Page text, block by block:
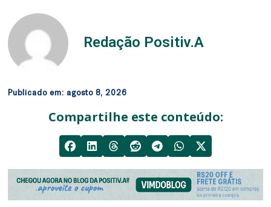
Redação Positiv.A
Publicado em:agosto 8, 2026
Compartilhe este conteúdo: